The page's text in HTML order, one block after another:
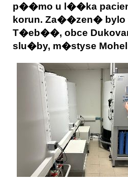
p��mo u l��ka
korun. Za��zen� bylo
T�eb��, obce
slu�by, m�styse